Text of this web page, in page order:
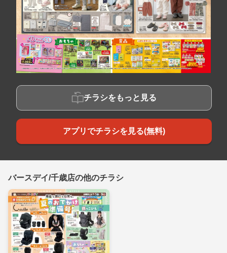
チラシをもっと見る
アプリでチラシを見る(無料)
バースデイ/千歳店の他のチラシ